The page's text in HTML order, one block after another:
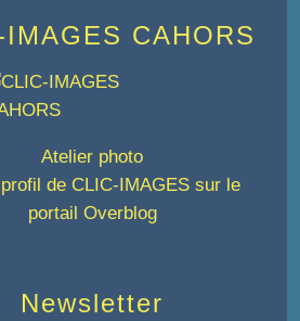
Newsletter
CAHORS
Atelier photo
de CLIC-IMAGESsur le
portail Overblog